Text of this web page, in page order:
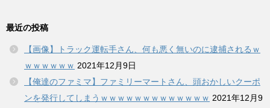
最近の投稿
【画像】トラック運転手さん、何も悪く無いのに逮捕されるｗ
ｗｗｗｗｗｗ 2021年12月9日
【俺達のファミマ】ファミリーマートさん、頭おかしいクーポ
ンを発行してしまうｗｗｗｗｗｗｗｗｗｗｗｗｗ 2021年12月9